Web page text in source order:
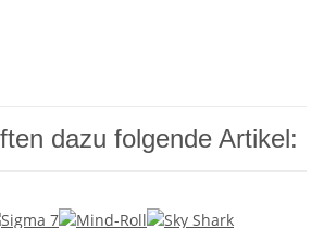
dazu folgende Artikel: